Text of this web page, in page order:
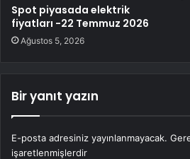
Spot piyasada elektrik
fiyatları -22 Temmuz 2026
Ağustos 5, 2026
Bir yanıt yazın
E-posta adresiniz yayınlanmayacak.
işaretlenmişlerdir